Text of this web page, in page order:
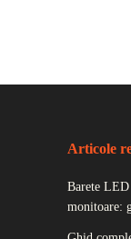
Articole
Barete
monitoare: